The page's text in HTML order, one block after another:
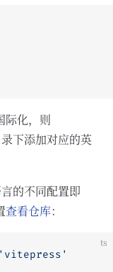
际化，则
下添加对应的英
的不同配置即
查看仓库：
ts